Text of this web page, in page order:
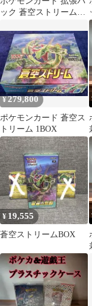
ック 蒼空ストリーム
¥279,800
ポケモンカード 蒼空ス
トリーム 1BOX
¥19,555
蒼空ストリームBOX